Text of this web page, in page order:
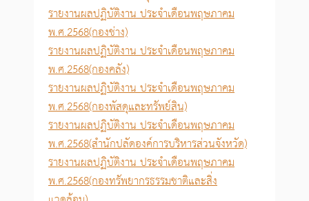
รายงานผลปฏิบัติงาน ประจำเดือนพฤษภาคม
พ.ศ.2568(กองช่าง)
รายงานผลปฏิบัติงาน ประจำเดือนพฤษภาคม
พ.ศ.2568(กองคลัง)
รายงานผลปฏิบัติงาน ประจำเดือนพฤษภาคม
พ.ศ.2568(กองพัสดุและทรัพย์สิน)
รายงานผลปฏิบัติงาน ประจำเดือนพฤษภาคม
พ.ศ.2568(สำนักปลัดองค์การบริหารส่วนจังหวัด)
รายงานผลปฏิบัติงาน ประจำเดือนพฤษภาคม
พ.ศ.2568(กองทรัพยากรธรรมชาติและสิ่ง